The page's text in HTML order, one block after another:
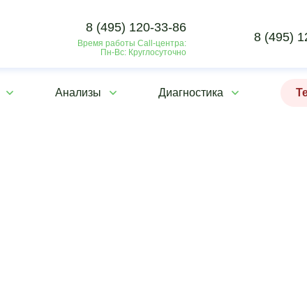
8 (495) 120-33-86
Время работы Call-центра:
Пн-Вс: Круглосуточно
8 (495)
Анализы Диагностика